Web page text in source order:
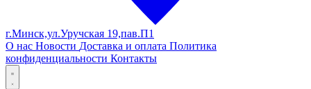
г.Минск,ул.Уручская 19,пав.П1
О нас Новости Доставка и оплата Политика
конфиденциальности Контакты